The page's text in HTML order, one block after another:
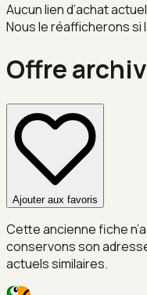
Aucun lien d’achat
Nous le réafficherons si
Offre
Ajouter aux favoris
Cette ancienne fiche
conservons son
actuels similaires.